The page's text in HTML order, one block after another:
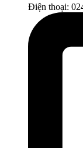
Điện thoại: